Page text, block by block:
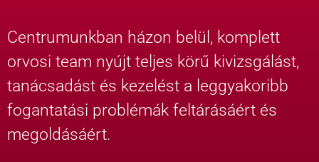
Centrumunkban házon belül, komplett
orvosi team nyújt teljes körű kivizsgálást,
tanácsadást és kezelést a leggyakoribb
fogantatási problémák feltárásáért és
megoldásáért.